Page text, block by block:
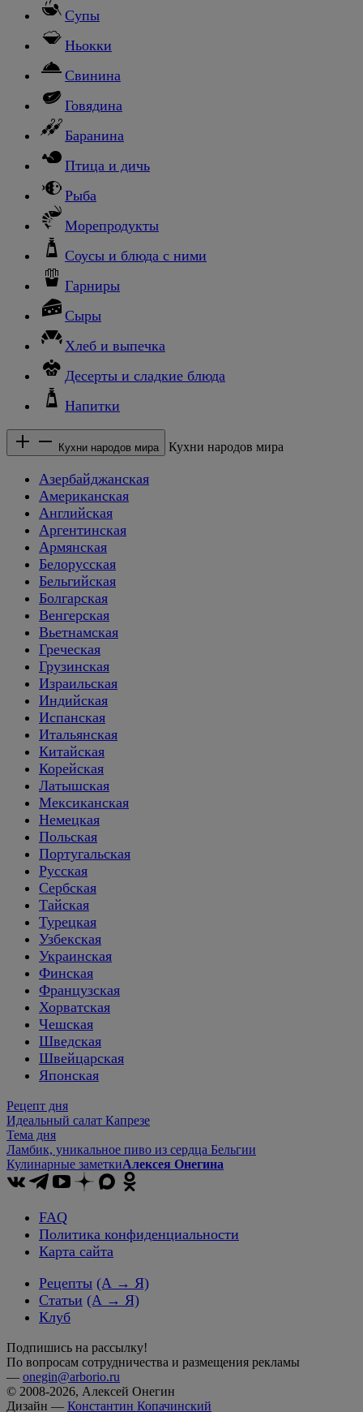
Супы
Ньокки
Свинина
Говядина
Баранина
Птица и дичь
Рыба
Морепродукты
Соусы и блюда с ними
Гарниры
Сыры
Хлеб и выпечка
Десерты и сладкие блюда
Напитки
Кухни народов мира Кухни народов мира
Азербайджанская
Американская
Английская
Аргентинская
Армянская
Белорусская
Бельгийская
Болгарская
Венгерская
Вьетнамская
Греческая
Грузинская
Израильская
Индийская
Испанская
Итальянская
Китайская
Корейская
Латышская
Мексиканская
Немецкая
Польская
Португальская
Русская
Сербская
Тайская
Турецкая
Узбекская
Украинская
Финская
Французская
Хорватская
Чешская
Шведская
Швейцарская
Японская
Рецепт дня
Идеальный салат Капрезе
Тема дня
Ламбик, уникальное пиво из сердца Бельгии
Кулинарные заметкиАлексея Онегина
FAQ
Политика конфиденциальности
Карта сайта
Рецепты (А → Я)
Статьи (А → Я)
Клуб
Подпишись на рассылку!
По вопросам сотрудничества и размещения рекламы
— onegin@arborio.ru
© 2008-2026, Алексей Онегин
Дизайн — Константин Копачинский